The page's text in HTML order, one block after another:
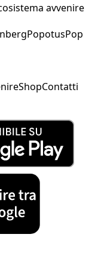
avvenire
PopotusPop
ShopContatti